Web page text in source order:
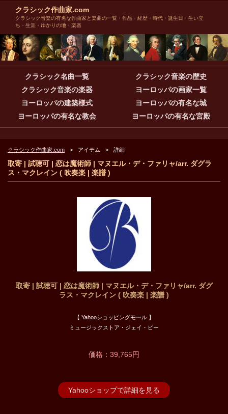
クラシック作曲家.com
クラシック音楽の有名な作曲家と楽曲の一覧・作品・経歴・時代・誕生日・生い立
ち・生涯・ゆかりの地・楽器
クラシック名曲一覧
クラシック音楽の歴史
クラシック音楽の楽器
ヨーロッパの画家一覧
ヨーロッパの建築様式
ヨーロッパの有名な城
ヨーロッパの有名な教会
ヨーロッパの有名な宮殿
クラシック作曲家.com アイテム 詳細
取寄 | 試聴可 | 恋は魔術師 | マヌエル・デ・ファリャ/arr. ダグラ
ス・マクレイン ( 吹奏楽 | 楽譜 )
取寄 | 試聴可 | 恋は魔術師 | マヌエル・デ・ファリャ/arr. ダグ
ラス・マクレイン ( 吹奏楽 | 楽譜 )
【 Yahooショッピングモール 】
ミュージックストア・ジェイ・ピー
価格：39,765円
Yahooショップで詳細を見る